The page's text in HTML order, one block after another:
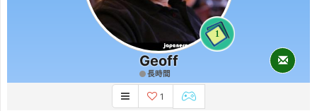
1
Geoff
長時間
1